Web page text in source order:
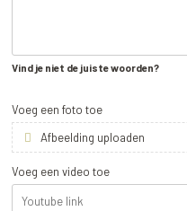
Vind je niet de juiste woorden?
Voeg een foto toe
Afbeelding uploaden
Voeg een video toe